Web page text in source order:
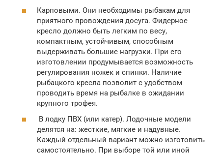
Карповыми. Они необходимы рыбакам для
приятного провождения досуга. Фидерное
кресло должно быть легким по весу,
компактным, устойчивым, способным
выдерживать большие нагрузки. При его
изготовлении продумывается возможность
регулирования ножек и спинки. Наличие
рыбацкого кресла позволит с удобством
проводить время на рыбалке в ожидании
крупного трофея.
В лодку ПВХ (или катер). Лодочные модели
делятся на: жесткие, мягкие и надувные.
Каждый отдельный вариант можно изготовить
самостоятельно. При выборе той или иной